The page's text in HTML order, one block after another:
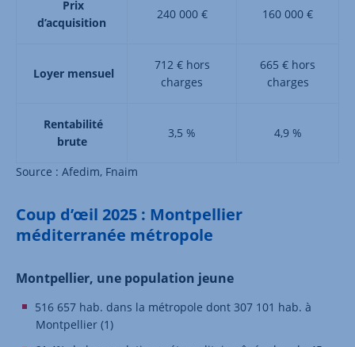
Prix
d’acquisition
240 000 € 160 000 €
Loyer mensuel
712 € hors
charges
665 € hors
charges
Rentabilité
brute
3,5 % 4,9 %
Source : Afedim, Fnaim
Coup d’œil 2025 : Montpellier
méditerranée métropole
Montpellier, une population jeune
516 657 hab. dans la métropole dont 307 101 hab. à
Montpellier (1)